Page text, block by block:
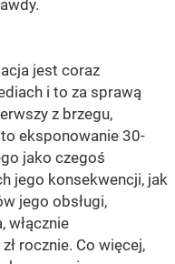
jest coraz
i to za sprawą
z brzegu,
eksponowanie 30-
jako czegoś
jego konsekwencji, jak
jego obsługi,
włącznie
rocznie. Co więcej,